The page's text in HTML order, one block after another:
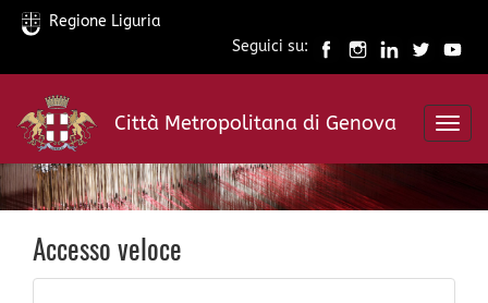
Salta
contenuto
principale
Regione Liguria
Seguici su:
Città Metropolitana di Genova
Accesso veloce